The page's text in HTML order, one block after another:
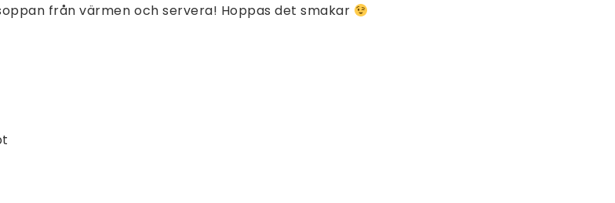
från värmen och servera! Hoppas det smakar